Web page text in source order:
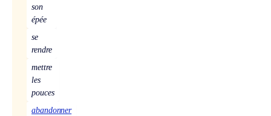
son
épée
se
rendre
mettre
les
pouces
abandonner